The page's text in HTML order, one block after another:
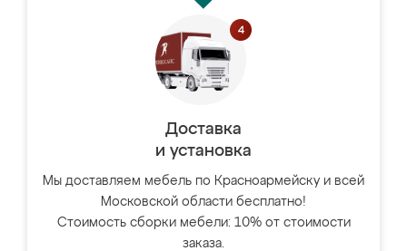
Доставка
и установка
Мы доставляем мебель по Красноармейску и всей
Московской области бесплатно!
Стоимость сборки мебели: 10% от стоимости
заказа.